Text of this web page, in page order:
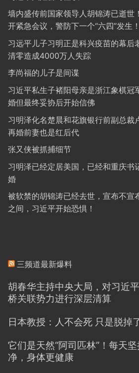
墙内盛传前国家领导人胡锦涛已逝世
开紧急会议，警防下一个“六四”发生！
习远平儿子习明正是科兴疫苗的幕后
清零造成4000万人失踪
李尚福的儿子是间谍
习近平私生子褚阳母亲是浙江象棋冠
婚但最终妥协后开始信佛
习明泽化名楚晨和花旗银行前副总裁
再婚前妻也是红后代
张又侠被抓捕细节
习明泽已经定居美国，已经和重庆书
婚
被软禁的胡锦涛已经去世，宣布不宣
之间，习近平开始恐惧！
三频道最新爆料
胡春华主持中央大局，对习近
桥关联势力进行深层清算
日本教授：人不会死 只是脱掉
它们是天然“阿司匹林”！每天
净，身体更健康